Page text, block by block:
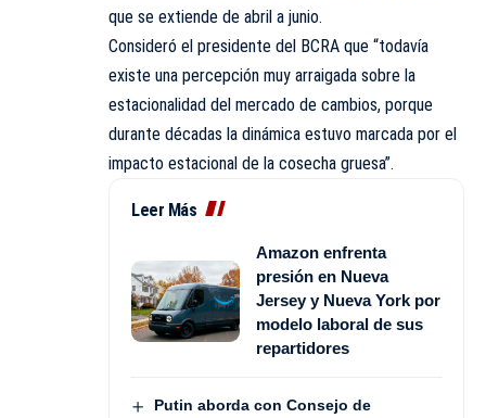
que se extiende de abril a junio.
Consideró el presidente del BCRA que “todavía
existe una percepción muy arraigada sobre la
estacionalidad del mercado de cambios, porque
durante décadas la dinámica estuvo marcada por el
impacto estacional de la cosecha gruesa”.
Leer Más
Amazon enfrenta
presión en Nueva
Jersey y Nueva York por
modelo laboral de sus
repartidores
Putin aborda con Consejo de